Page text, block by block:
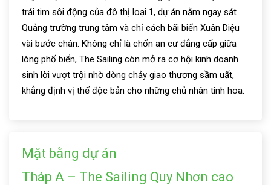
trái tim sôi động của đô thị loại 1, dự án nằm ngay sát
Quảng trường trung tâm và chỉ cách bãi biển Xuân Diệu
vài bước chân. Không chỉ là chốn an cư đẳng cấp giữa
lòng phố biển, The Sailing còn mở ra cơ hội kinh doanh
sinh lời vượt trội nhờ dòng chảy giao thương sầm uất,
khẳng định vị thế độc bản cho những chủ nhân tinh hoa.
Mặt bằng dự án
Tháp A – The Sailing Quy Nhơn cao